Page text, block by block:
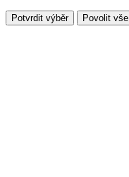
Potvrdit výběr Povolit vše